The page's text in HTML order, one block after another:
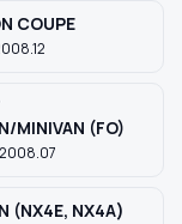
COUPE
MINIVAN (FO)
(NX4E, NX4A)